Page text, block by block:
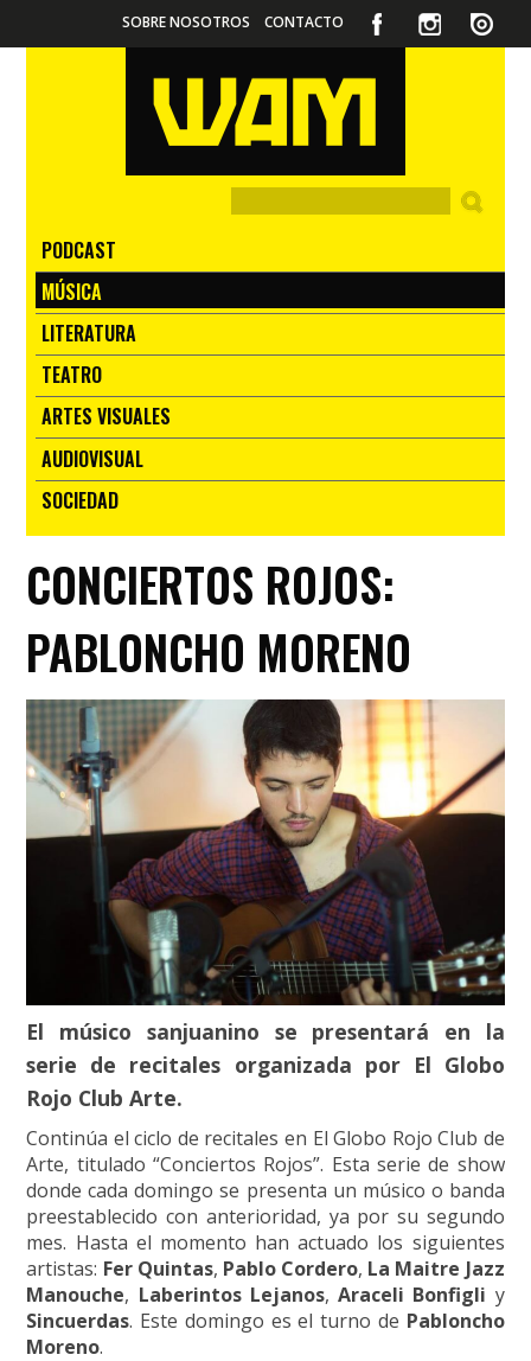
SOBRE NOSOTROS CONTACTO
PODCAST
MÚSICA
LITERATURA
TEATRO
ARTES VISUALES
AUDIOVISUAL
SOCIEDAD
CONCIERTOS ROJOS:
PABLONCHO MORENO
El músico sanjuanino se presentará en la
serie de recitales organizada por El Globo
Rojo Club Arte.
Continúa el ciclo de recitales en El Globo Rojo Club de
Arte, titulado “Conciertos Rojos”. Esta serie de show
donde cada domingo se presenta un músico o banda
preestablecido con anterioridad, ya por su segundo
mes. Hasta el momento han actuado los siguientes
artistas: Fer Quintas, Pablo Cordero, La Maitre Jazz
Manouche, Laberintos Lejanos,Araceli Bonfigli y
Sincuerdas. Este domingo es el turno de Pabloncho
Moreno.